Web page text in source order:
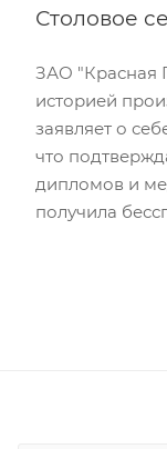
Столовое
ЗАО "Красная
историей
заявляет о
что
дипломов и
получила